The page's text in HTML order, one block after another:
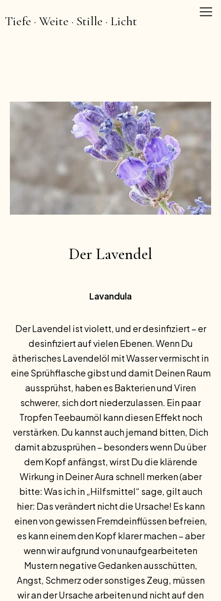
Tiefe · Weite · Stille · Licht
Der Lavendel
Lavandula
Der Lavendel ist violett, und er desinfiziert – er
desinfiziert auf vielen Ebenen. Wenn Du
ätherisches Lavendelöl mit Wasser vermischt in
eine Sprühflasche gibst und damit Deinen Raum
aussprühst, haben es Bakterien und Viren
schwerer, sich dort niederzulassen. Ein paar
Tropfen Teebaumöl kann diesen Effekt noch
verstärken. Du kannst auch jemand bitten, Dich
damit abzusprühen – besonders wenn Du über
dem Kopf anfängst, wirst Du die klärende
Wirkung in Deiner Aura schnell merken (aber
bitte: Was ich in „Hilfsmittel“ sage, gilt auch
hier: Das verändert nicht die Ursache! Es kann
einen von gewissen Fremdeinflüssen befreien,
es kann einem den Kopf klarer machen – aber
wenn wir aufgrund von unaufgearbeiteten
Mustern negative Gedanken ausschütten,
Angst, Schmerz oder sonstiges Zeug, müssen
wir an der Ursache arbeiten und nicht auf den